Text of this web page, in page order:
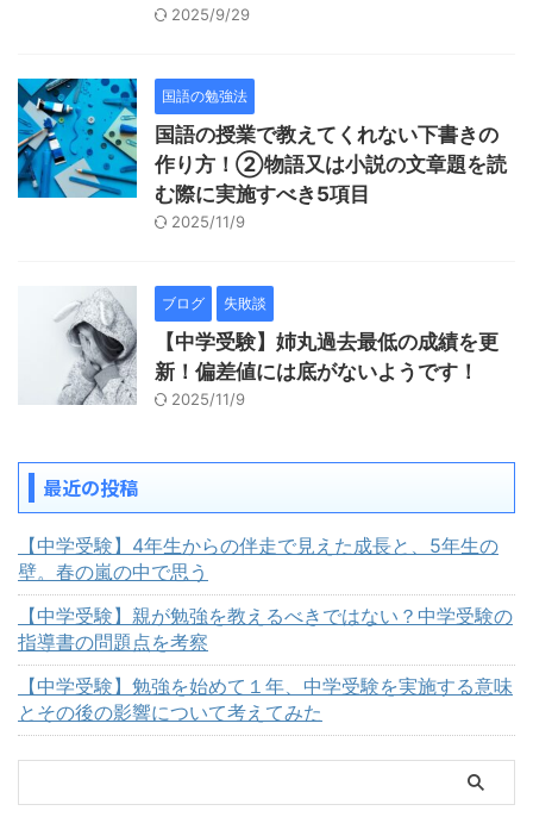
2025/9/29
国語の勉強法
国語の授業で教えてくれない下書きの
作り方！②物語又は小説の文章題を読
む際に実施すべき5項目
2025/11/9
ブログ 失敗談
【中学受験】姉丸過去最低の成績を更
新！偏差値には底がないようです！
2025/11/9
最近の投稿
【中学受験】4年生からの伴走で見えた成長と、5年生の
壁。春の嵐の中で思う
【中学受験】親が勉強を教えるべきではない？中学受験の
指導書の問題点を考察
【中学受験】勉強を始めて１年、中学受験を実施する意味
とその後の影響について考えてみた